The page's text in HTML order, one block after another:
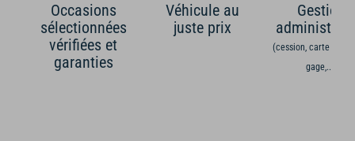
Occasions
sélectionnées
vérifiées et
garanties
Véhicule au
juste prix
Gestion
(cession, carte grise,
gage,...)